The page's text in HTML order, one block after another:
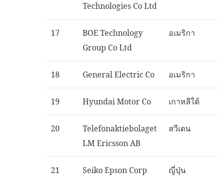
Technologies Co Ltd
17
BOE Technology
Group Co Ltd
อเมริกา
18 General Electric Co อเมริกา
19 Hyundai Motor Co เกาหลีใต้
20
Telefonaktiebolaget
LM Ericsson AB
สวีเดน
21 Seiko Epson Corp ญี่ปุ่น